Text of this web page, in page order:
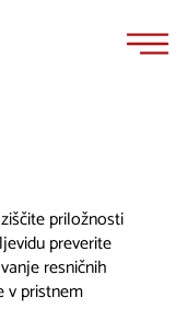
priložnosti
preverite
resničnih
v pristnem